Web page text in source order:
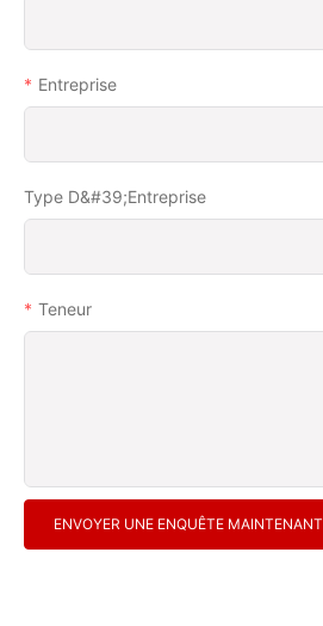
Entreprise
Type D&#39;entreprise
Teneur
ENVOYER UNE ENQUÊTE MAINTENANT